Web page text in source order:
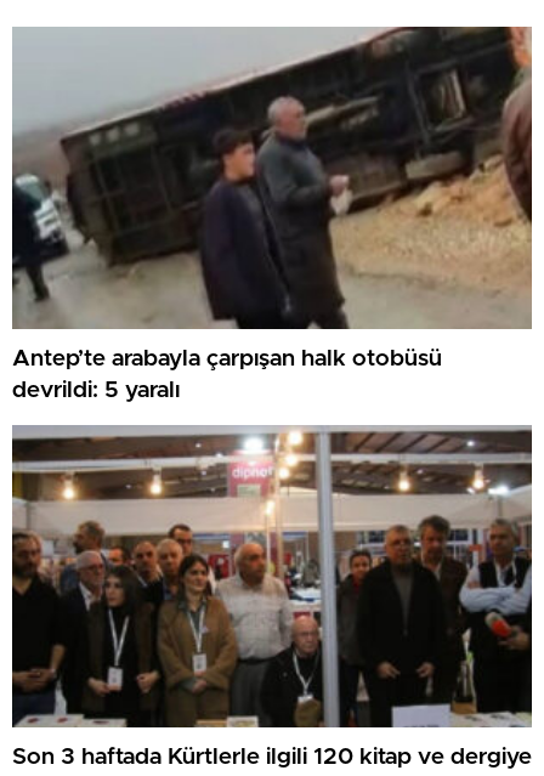
Antep’te arabayla çarpışan halk otobüsü
devrildi: 5 yaralı
Son 3 haftada Kürtlerle ilgili 120 kitap ve dergiye